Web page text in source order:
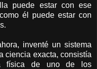
puede estar con ese
él puede estar con
inventé un sistema
ciencia exacta, consistía
física de uno de los